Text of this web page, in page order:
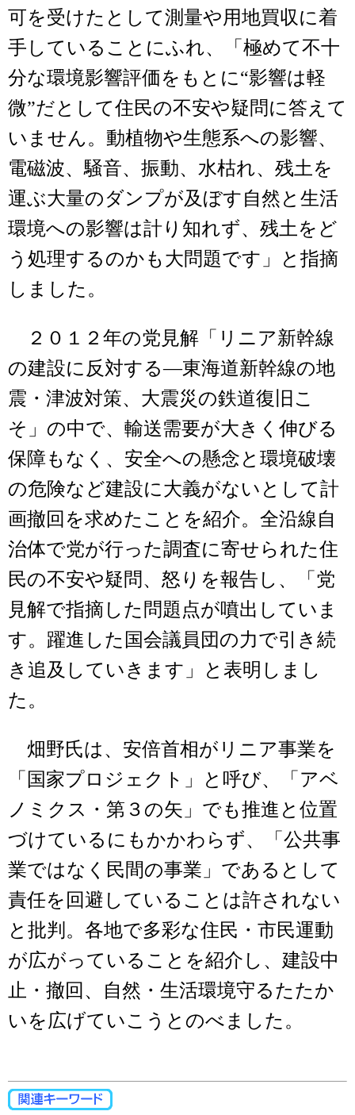
可を受けたとして測量や用地買収に着
手していることにふれ、「極めて不十
分な環境影響評価をもとに“影響は軽
微”だとして住民の不安や疑問に答えて
いません。動植物や生態系への影響、
電磁波、騒音、振動、水枯れ、残土を
運ぶ大量のダンプが及ぼす自然と生活
環境への影響は計り知れず、残土をど
う処理するのかも大問題です」と指摘
しました。
２０１２年の党見解「リニア新幹線
の建設に反対する―東海道新幹線の地
震・津波対策、大震災の鉄道復旧こ
そ」の中で、輸送需要が大きく伸びる
保障もなく、安全への懸念と環境破壊
の危険など建設に大義がないとして計
画撤回を求めたことを紹介。全沿線自
治体で党が行った調査に寄せられた住
民の不安や疑問、怒りを報告し、「党
見解で指摘した問題点が噴出していま
す。躍進した国会議員団の力で引き続
き追及していきます」と表明しまし
た。
畑野氏は、安倍首相がリニア事業を
「国家プロジェクト」と呼び、「アベ
ノミクス・第３の矢」でも推進と位置
づけているにもかかわらず、「公共事
業ではなく民間の事業」であるとして
責任を回避していることは許されない
と批判。各地で多彩な住民・市民運動
が広がっていることを紹介し、建設中
止・撤回、自然・生活環境守るたたか
いを広げていこうとのべました。